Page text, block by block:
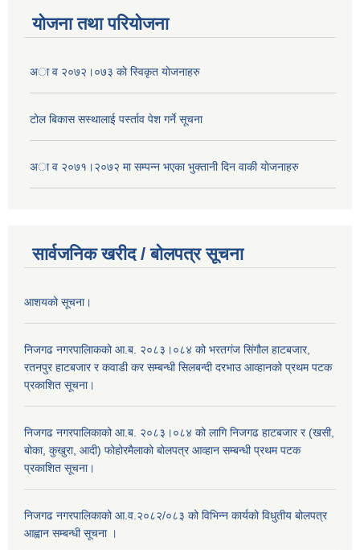
योजना तथा परियोजना
अा व २०७२।०७३ काे स्विकृत याेजनाहरु
टोल बिकास स‌स्थालाई प‌र्स्ताव पेश गर्ने सूचना
अा‍ व २०७१।२०७२ मा सम्पन्न भएका भुक्तानी दिन वा‌की याेजनाहरु
सार्वजनिक खरीद / बोलपत्र सूचना
आशयको सूचना।
निजगढ नगरपालिाकको आ.ब. २०८३।०८४ को भरतगंज सिंगौल हाटबजार,
रतनपुर हाटबजार र कवाडी कर सम्बन्धी सिलबन्दी दरभाउ आव्हानको प्रथम पटक
प्रकाशित सूचना।
निजगढ नगरपालिकाको आ.ब. २०८३।०८४ को लागि निजगढ हाटबजार र (खसी,
बोका, कुखुरा, आदी) फोहोरमैलाको बोलपत्र आव्हान सम्बन्धी प्रथम पटक
प्रकाशित सूचना।
निजगढ नगरपालिकाको आ.व.२०८२/०८३ को विभिन्न कार्यको विधुतीय बोलपत्र
आह्वान सम्बन्धी सूचना ।